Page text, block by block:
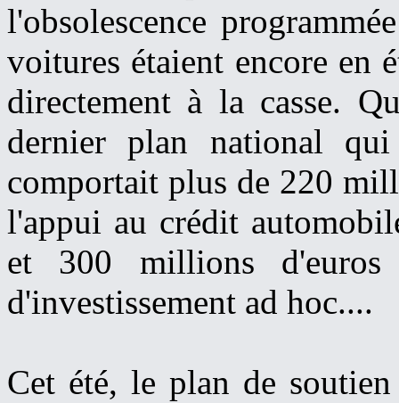
l'obsolescence
voitures étaient encore en
directement à la casse.
dernier plan national
comportait plus de 220
l'appui au crédit
et 300 millions
d'investissement ad hoc....
Cet été, le plan de